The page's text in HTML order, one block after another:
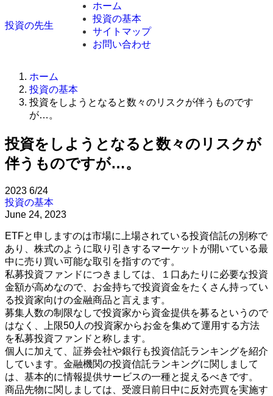
投資の先生
ホーム
投資の基本
サイトマップ
お問い合わせ
ホーム
投資の基本
投資をしようとなると数々のリスクが伴うものです
が…。
投資をしようとなると数々のリスクが
伴うものですが…。
2023 6/24
投資の基本
June 24, 2023
ETFと申しますのは市場に上場されている投資信託の別称で
あり、株式のように取り引きするマーケットが開いている最
中に売り買い可能な取引を指すのです。
私募投資ファンドにつきましては、１口あたりに必要な投資
金額が高めなので、お金持ちで投資資金をたくさん持ってい
る投資家向けの金融商品と言えます。
募集人数の制限なしで投資家から資金提供を募るというので
はなく、上限50人の投資家からお金を集めて運用する方法
を私募投資ファンドと称します。
個人に加えて、証券会社や銀行も投資信託ランキングを紹介
しています。金融機関の投資信託ランキングに関しまして
は、基本的に情報提供サービスの一種と捉えるべきです。
商品先物に関しましては、受渡日前日中に反対売買を実施す